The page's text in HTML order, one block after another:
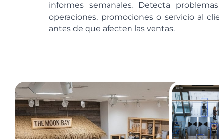
informes semanales. Detecta
operaciones, promociones o servicio al
antes de que afecten las ventas.